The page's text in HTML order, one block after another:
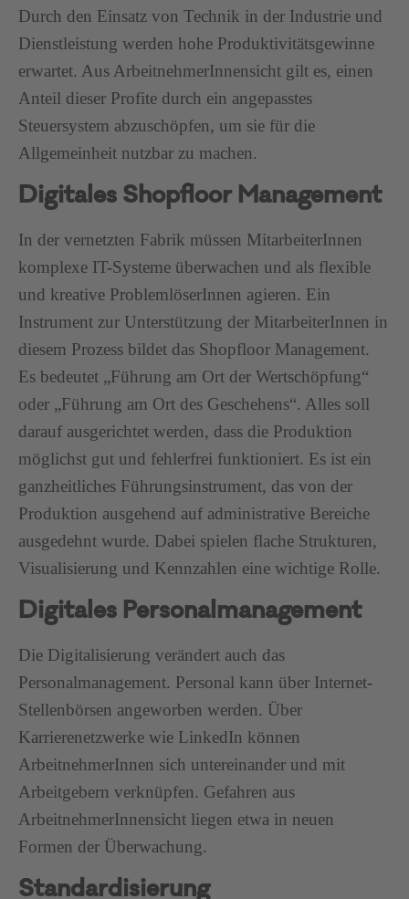
Durch den Einsatz von Technik in der Industrie und
Dienstleistung werden hohe Produktivitätsgewinne
erwartet. Aus ArbeitnehmerInnensicht gilt es, einen
Anteil dieser Profite durch ein angepasstes
Steuersystem abzuschöpfen, um sie für die
Allgemeinheit nutzbar zu machen.
Digitales Shopfloor Management
In der vernetzten Fabrik müssen MitarbeiterInnen
komplexe IT-Systeme überwachen und als flexible
und kreative ProblemlöserInnen agieren. Ein
Instrument zur Unterstützung der MitarbeiterInnen in
diesem Prozess bildet das Shopfloor Management.
Es bedeutet „Führung am Ort der Wertschöpfung“
oder „Führung am Ort des Geschehens“. Alles soll
darauf ausgerichtet werden, dass die Produktion
möglichst gut und fehlerfrei funktioniert. Es ist ein
ganzheitliches Führungsinstrument, das von der
Produktion ausgehend auf administrative Bereiche
ausgedehnt wurde. Dabei spielen flache Strukturen,
Visualisierung und Kennzahlen eine wichtige Rolle.
Digitales Personalmanagement
Die Digitalisierung verändert auch das
Personalmanagement. Personal kann über Internet-
Stellenbörsen angeworben werden. Über
Karrierenetzwerke wie LinkedIn können
ArbeitnehmerInnen sich untereinander und mit
Arbeitgebern verknüpfen. Gefahren aus
ArbeitnehmerInnensicht liegen etwa in neuen
Formen der Überwachung.
Standardisierung